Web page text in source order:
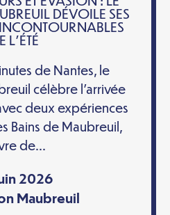
DÉVOILE SES
L’ÉTÉ
de Nantes, le
célèbre l’arrivée
deux expériences
Bains de Maubreuil,
de...
2026
Maubreuil